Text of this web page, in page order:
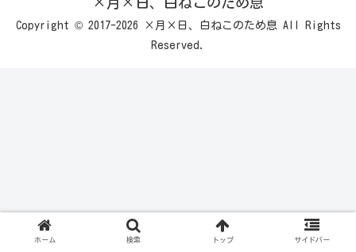
Copyright © 2017-2026 ×月×日、白ねこのため息 All Rights
Reserved.
ホーム 検索 トップ サイドバー